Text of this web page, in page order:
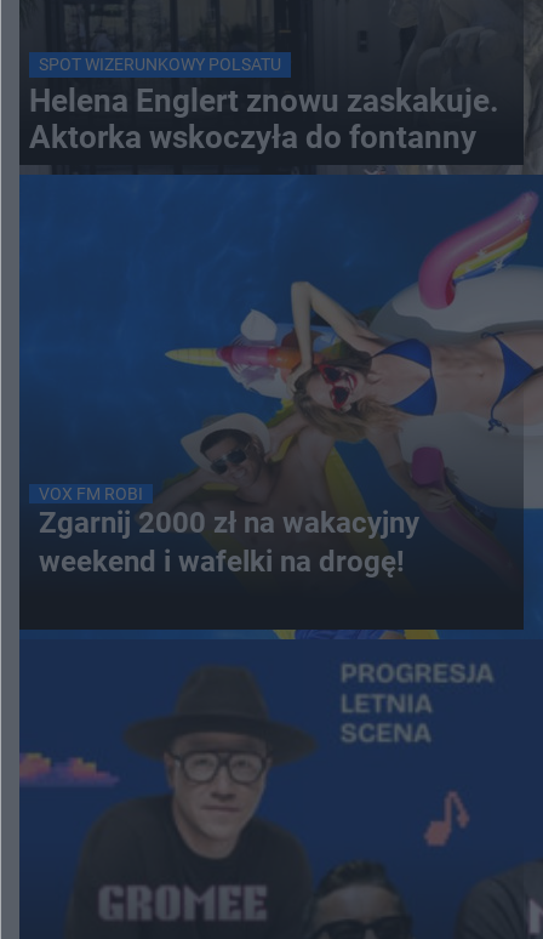
SPOT WIZERUNKOWY POLSATU
Helena Englert znowu zaskakuje.
Aktorka wskoczyła do fontanny
VOX FM ROBI
Zgarnij 2000 zł na wakacyjny
weekend i wafelki na drogę!